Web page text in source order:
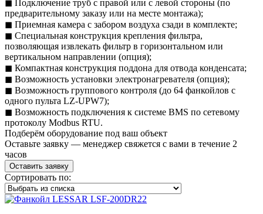
◼︎ Подключение труб с правой или с левой стороны (по
предварительному заказу или на месте монтажа);
◼︎ Приемная камера с забором воздуха сзади в комплекте;
◼︎ Специальная конструкция крепления фильтра,
позволяющая извлекать фильтр в горизонтальном или
вертикальном направлении (опция);
◼︎ Компактная конструкция поддона для отвода конденсата;
◼︎ Возможность установки электронагревателя (опция);
◼︎ Возможность группового контроля (до 64 фанкойлов с
одного пульта LZ-UPW7);
◼︎ Возможность подключения к системе BMS по сетевому
протоколу Modbus RTU.
Подберём оборудование под ваш объект
Оставьте заявку — менеджер свяжется с вами в течение 2
часов
Оставить заявку
Сортировать по: